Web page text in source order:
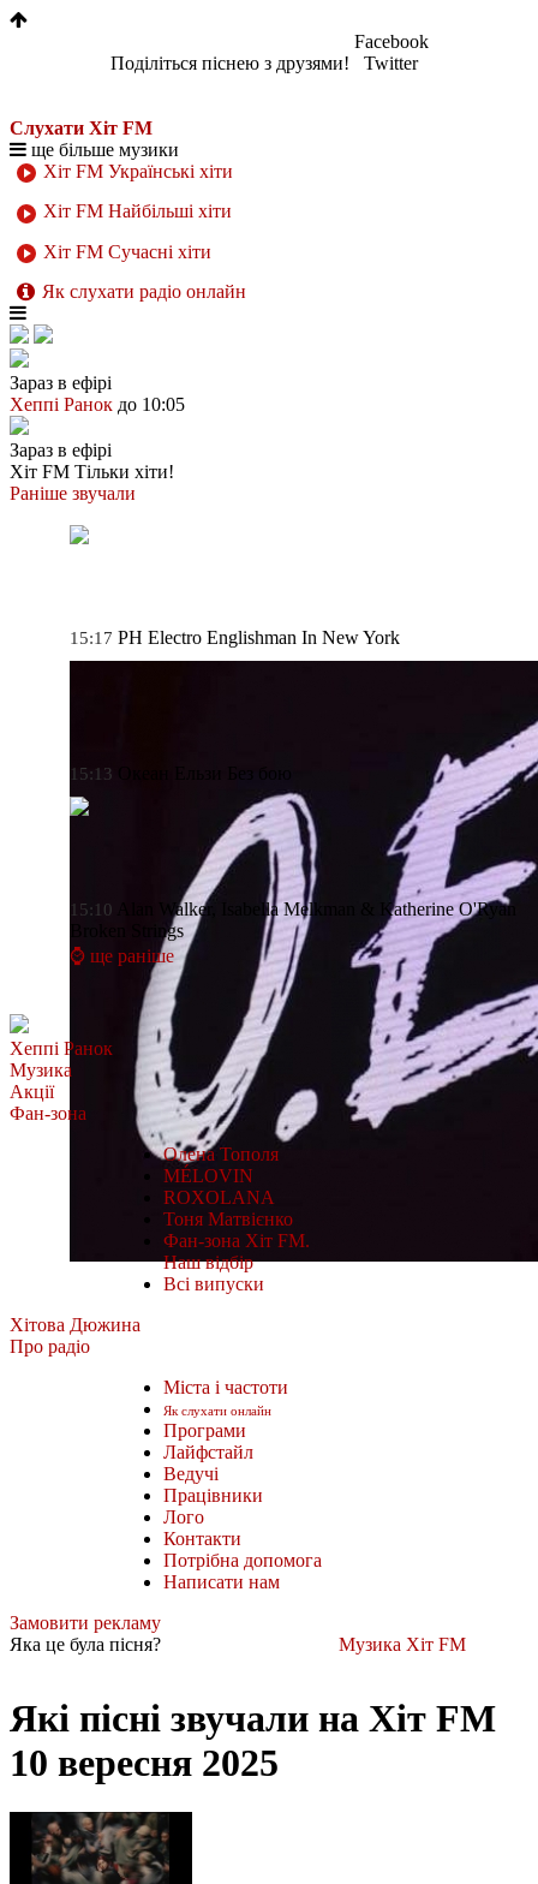
Поділіться піснею з друзями!
Facebook
Twitter
Слухати Хіт FM
ще більше музики
Хіт FM Українські хіти
Хіт FM Найбільші хіти
Хіт FM Сучасні хіти
Як слухати радіо онлайн
Зараз в ефірі
Хеппі Ранок до 10:05
Зараз в ефірі
Хіт FM Тільки хіти!
Раніше звучали
15:17 PH Electro Englishman In New York
15:13
15:10
Alan Walker, Isabella Melkman & Katherine O'Ryan
Broken Strings
⌚ ще раніше
Хеппі Ранок
Музика
Акції
Фан-зона
Олена Тополя
MÉLOVIN
ROXOLANA
Тоня Матвієнко
Фан-зона Хіт FM.
Наш відбір
Всі випуски
Хітова Дюжина
Про радіо
Міста і частоти
Як слухати онлайн
Програми
Лайфстайл
Ведучі
Працівники
Лого
Контакти
Потрібна допомога
Написати нам
Замовити рекламу
Яка це була пісня?
Музика Хіт FM
Які пісні звучали на Хіт FM
10 вересня 2025